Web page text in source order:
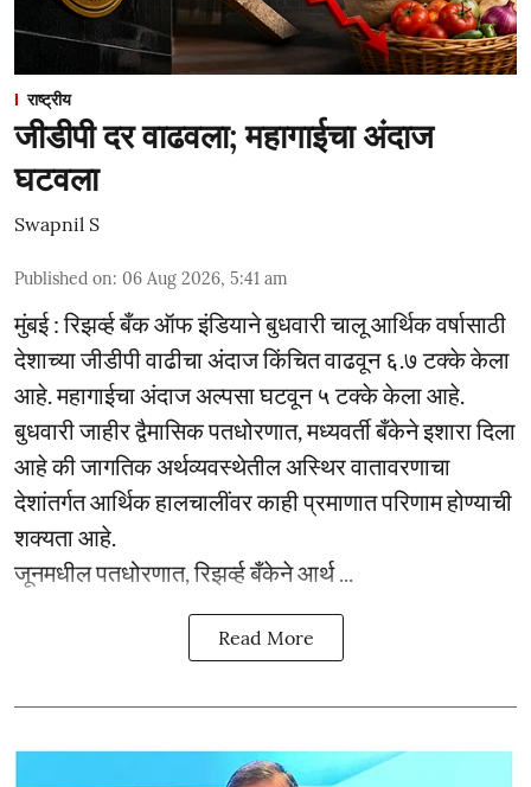
राष्ट्रीय
जीडीपी दर वाढवला; महागाईचा अंदाज
घटवला
Swapnil S
Published on: 06 Aug 2026, 5:41 am
मुंबई : रिझर्व्ह बँक ऑफ इंडियाने बुधवारी चालू आर्थिक वर्षासाठी
देशाच्या जीडीपी वाढीचा अंदाज किंचित वाढवून ६.७ टक्के केला
आहे. महागाईचा अंदाज अल्पसा घटवून ५ टक्के केला आहे.
बुधवारी जाहीर द्वैमासिक पतधोरणात, मध्यवर्ती बँकेने इशारा दिला
आहे की जागतिक अर्थव्यवस्थेतील अस्थिर वातावरणाचा
देशांतर्गत आर्थिक हालचालींवर काही प्रमाणात परिणाम होण्याची
शक्यता आहे.
जूनमधील पतधोरणात, रिझर्व्ह बँकेने आर्थ ...
Read More